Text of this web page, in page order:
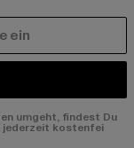
umgeht, findest Du
jederzeit kostenfei